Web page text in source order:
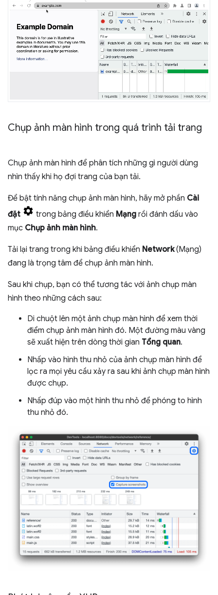
Chụp ảnh màn hình trong quá trình tải trang
Chụp ảnh màn hình để phân tích những gì người dùng
nhìn thấy khi họ đợi trang của bạn tải.
Để bật tính năng chụp ảnh màn hình, hãy mở phần Cài
đặt
trong bảng điều khiển Mạng rồi đánh dấu vào
mục Chụp ảnh màn hình.
Tải lại trang trong khi bảng điều khiển Network(Mạng)
đang là trọng tâm để chụp ảnh màn hình.
Sau khi chụp, bạn có thể tương tác với ảnh chụp màn
hình theo những cách sau:
Di chuột lên một ảnh chụp màn hình để xem thời
điểm chụp ảnh màn hình đó. Một đường màu vàng
sẽ xuất hiện trên dòng thời gian Tổng quan.
Nhấp vào hình thu nhỏ của ảnh chụp màn hình để
lọc ra mọi yêu cầu xảy ra sau khi ảnh chụp màn hình
được chụp.
Nhấp đúp vào một hình thu nhỏ để phóng to hình
thu nhỏ đó.